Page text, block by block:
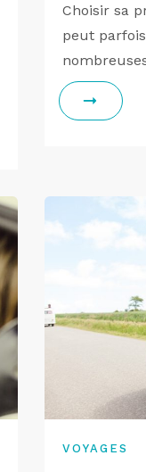
Choisir sa
peut
VOYAGES